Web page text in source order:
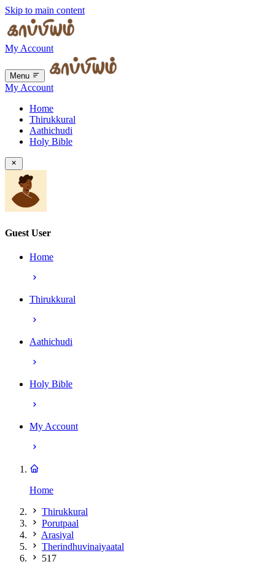
Skip to main content
My Account
Menu
My Account
Home
Thirukkural
Aathichudi
Holy Bible
Guest User
Home
Thirukkural
Aathichudi
Holy Bible
My Account
Home
Thirukkural
Porutpaal
Arasiyal
Therindhuvinaiyaatal
517